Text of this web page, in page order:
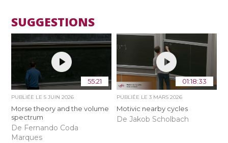
SUGGESTIONS
55:21
PUBLIÉE LE5 JUIN 2026
Morse theory and the volume
spectrum
De Fernando Coda
Marques
01:18:33
PUBLIÉE LE 3 MARS 2026
Motivic nearby cycles
De Jakob Scholbach